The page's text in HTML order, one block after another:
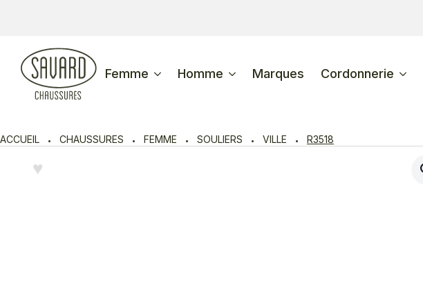
Femme Homme Marques Cordonnerie
ACCUEIL CHAUSSURES FEMME SOULIERS VILLE R3518
♥︎